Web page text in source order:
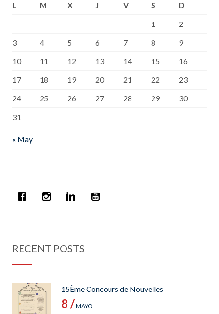
L
M X J V S
D
1
2
3
4 5 6 7 8
9
10
11 12 13 14 15
16
17
18 19 20 21 22
23
24
25 26 27 28 29
30
31
« May
RECENT POSTS
15Ème Concours de Nouvelles
8 /MAYO